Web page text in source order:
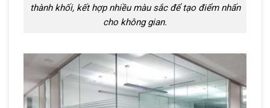
thành khối, kết hợp nhiều màu sắc để tạo điểm nhấn
cho không gian.